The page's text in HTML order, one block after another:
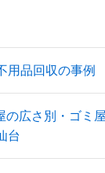
用品回収の事例
の広さ別・ゴミ
台